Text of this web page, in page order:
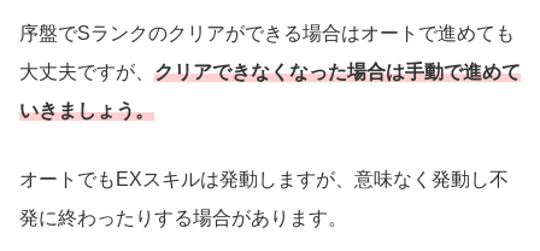
序盤でSランクのクリアができる場合はオートで進めても
大丈夫ですが、 クリアできなくなった場合は手動で進めて
いきましょう。
オートでもEXスキルは発動しますが、意味なく発動し不
発に終わったりする場合があります。